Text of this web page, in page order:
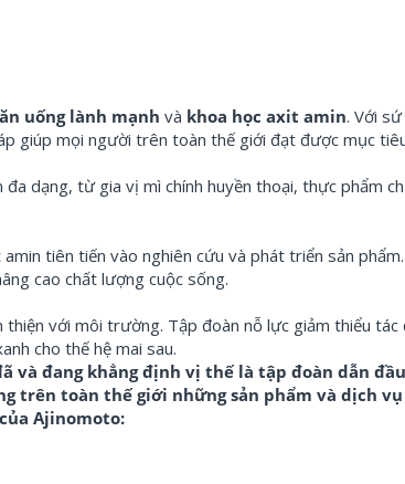
ăn uống lành mạnh và khoa học axit amin. Với sứ
giúp mọi người trên toàn thế giới đạt được mục
đa dạng, từ gia vị mì chính huyền thoại, thực phẩm
tiên tiến vào nghiên cứu và phát triển sản phẩm.
cao chất lượng cuộc sống.
thiện với môi trường. Tập đoàn nỗ lực giảm thiểu
cho thế hệ mai sau.
và đang khẳng định vị thế là tập đoàn dẫn
trên toàn thế giới những sản phẩm và dịch
Ajinomoto: